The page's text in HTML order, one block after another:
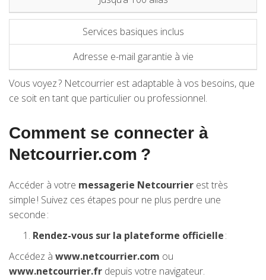
Services basiques inclus
Adresse e-mail garantie à vie
Vous voyez ? Netcourrier est adaptable à vos besoins, que
ce soit en tant que particulier ou professionnel.
Comment se connecter à
Netcourrier.com ?
Accéder à votre messagerie Netcourrier est très
simple ! Suivez ces étapes pour ne plus perdre une
seconde :
Rendez-vous sur la plateforme officielle:
Accédez à www.netcourrier.com ou
www.netcourrier.fr depuis votre navigateur.